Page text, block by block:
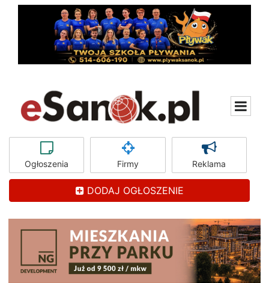
Ogłoszenia Firmy Reklama
DODAJ OGŁOSZENIE